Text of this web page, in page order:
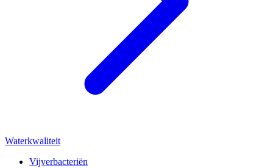
Waterkwaliteit
Vijverbacteriën